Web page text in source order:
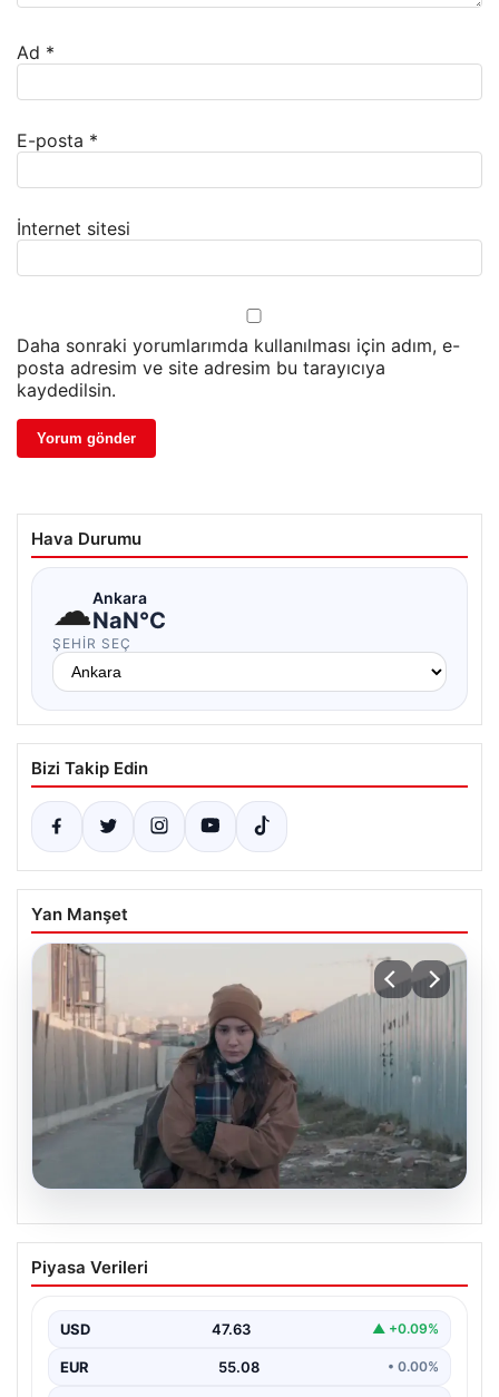
Ad *
E-posta *
İnternet sitesi
Daha sonraki yorumlarımda kullanılması için adım, e-
posta adresim ve site adresim bu tarayıcıya
kaydedilsin.
Hava Durumu
☁Ankara
NaN°C
ŞEHIR SEÇ
Bizi Takip Edin
Yan Manşet
Türk Sinemasında Farklı Bir İmza:
Ceylan Özgün Özçelik’in Unutulmaz
Türk sinemasında kendine özgü ve etkileyici bir anlatım
Piyasa Verileri
USD 47.63 ▲ +0.09%
EUR 55.08 • 0.00%